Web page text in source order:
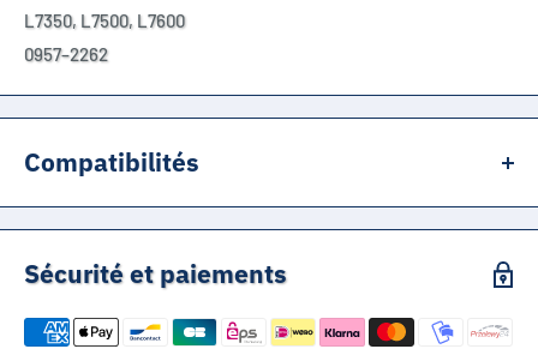
L7350, L7500, L7600
0957–2262
Compatibilités
8000, 8500, 8500A, 8250V, K8600, K5300, L7350, L7500, L7600
Sécurité et paiements